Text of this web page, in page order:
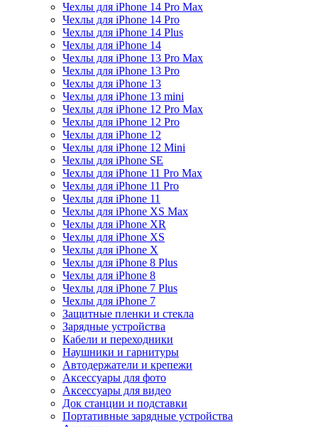
Чехлы для iPhone 14 Pro Max
Чехлы для iPhone 14 Pro
Чехлы для iPhone 14 Plus
Чехлы для iPhone 14
Чехлы для iPhone 13 Pro Max
Чехлы для iPhone 13 Pro
Чехлы для iPhone 13
Чехлы для iPhone 13 mini
Чехлы для iPhone 12 Pro Max
Чехлы для iPhone 12 Pro
Чехлы для iPhone 12
Чехлы для iPhone 12 Mini
Чехлы для iPhone SE
Чехлы для iPhone 11 Pro Max
Чехлы для iPhone 11 Pro
Чехлы для iPhone 11
Чехлы для iPhone XS Max
Чехлы для iPhone XR
Чехлы для iPhone XS
Чехлы для iPhone X
Чехлы для iPhone 8 Plus
Чехлы для iPhone 8
Чехлы для iPhone 7 Plus
Чехлы для iPhone 7
Защитные пленки и стекла
Зарядные устройства
Кабели и переходники
Наушники и гарнитуры
Автодержатели и крепежи
Аксессуары для фото
Аксессуары для видео
Док станции и подставки
Портативные зарядные устройства